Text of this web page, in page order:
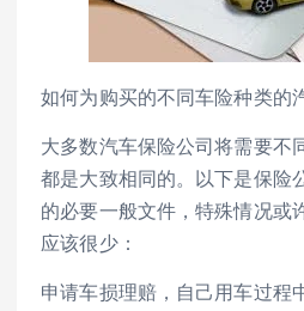
如何为购买的不同车险种类的
大多数汽车保险公司将需要不
都是大致相同的。以下是保险
的必要一般文件，特殊情况或
应该很少：
申请车损理赔，自己用车过程